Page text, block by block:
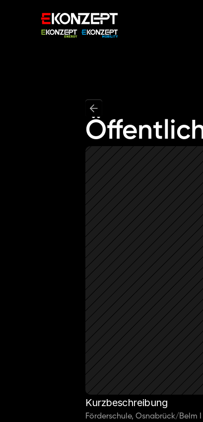
Kurzbeschreibung
Förderschule, Osnabrück/Belm